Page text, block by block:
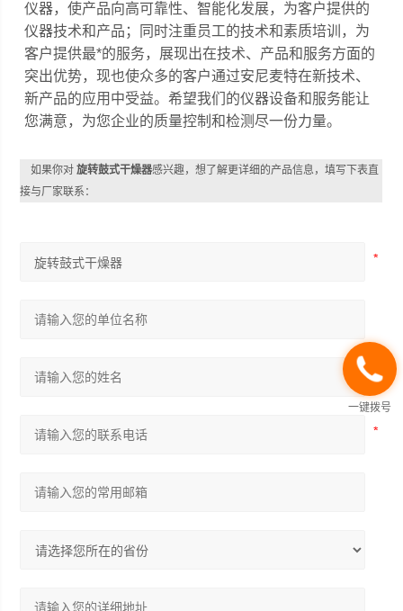
仪器，使产品向高可靠性、智能化发展，为客户提供的
仪器技术和产品；同时注重员工的技术和素质培训，为
客户提供最*的服务，展现出在技术、产品和服务方面的
突出优势，现也使众多的客户通过安尼麦特在新技术、
新产品的应用中受益。希望我们的仪器设备和服务能让
您满意，为您企业的质量控制和检测尽一份力量。
如果你对旋转鼓式干燥器感兴趣，想了解更详细的产品信息，填写下表直
接与厂家联系：
一键拨号